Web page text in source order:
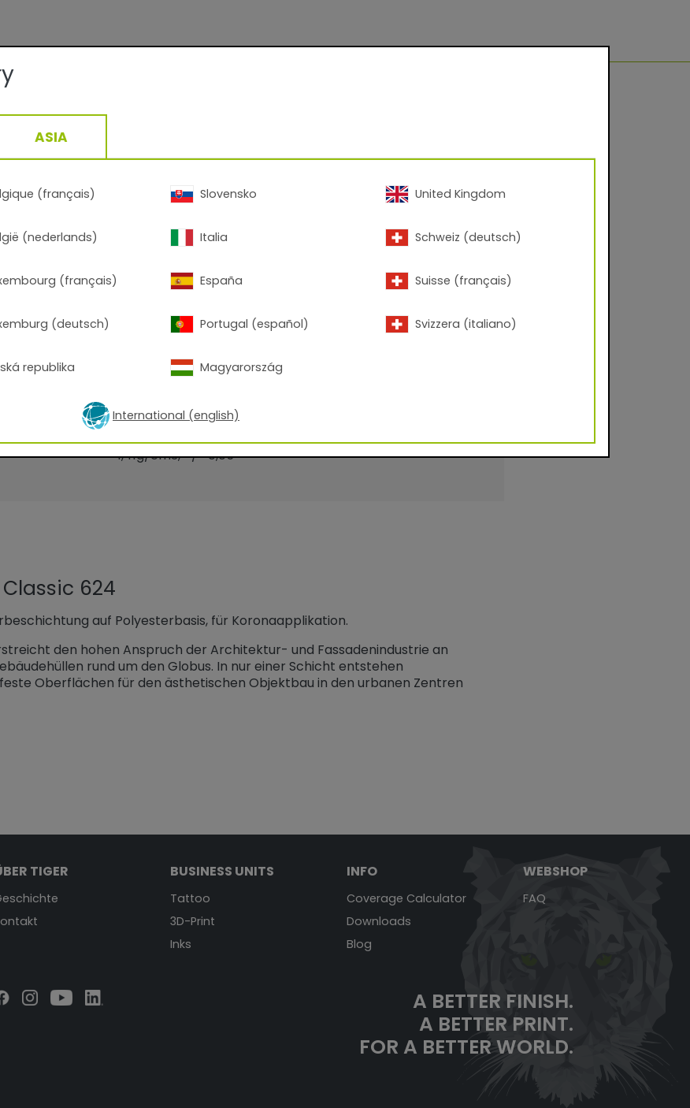
Serie 068 |
Glatt/Matt
Bei 60 µm Schichtdicke je nach Produkt und Dichte:
10,4–13,8 m2 /kg
20-40min/170°C__10-22min/200°C
1,41g/cm3, +/- 0,05
624
auf Polyesterbasis, für Koronaapplikation.
den hohen Anspruch der Architektur- und Fassadenindustrie an
rund um den Globus. In nur einer Schicht entstehen
Oberflächen für den ästhetischen Objektbau in den urbanen Zentren
TIGER BUSINESS UNITS
Tattoo
3D-Print
Inks
INFO
Coverage Calculator
Downloads
Blog
WEBSHOP
FAQ
A BETTER FINISH.
A BETTER PRINT.
FOR A BETTER WORLD.
ASIA
(français)
(nederlands)
(français)
(deutsch)
republika
Slovensko
Italia
España
Portugal (español)
Magyarország
United Kingdom
Schweiz (deutsch)
Suisse (français)
Svizzera (italiano)
International (english)